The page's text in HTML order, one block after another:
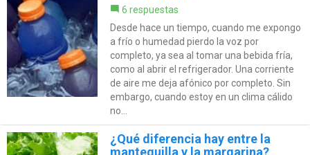
6 respuestas
Desde hace un tiempo, cuando me expongo
a frío o humedad pierdo la voz por
completo, ya sea al tomar una bebida fría,
como al abrir el refrigerador. Una corriente
de aire me deja afónico por completo. Sin
embargo, cuando estoy en un clima cálido
no...
¿Qué diferencia hay entre la
mantequilla y la margarina?